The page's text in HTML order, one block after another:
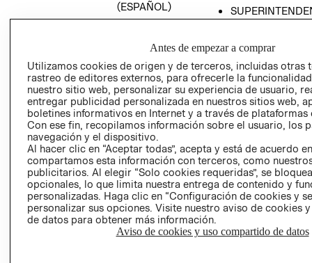
(ESPAÑOL)
Y ÉTICA (INGLÉS)
QUEJAS Y
RECLAMOS
Colombia ($)
CAMBIAR REGIÓN
Antes de empezar a comprar
Utilizamos cookies de origen y de terceros, incluidas otras
rastreo de editores externos, para ofrecerle la
nuestro sitio web, personalizar su experiencia de usuario,
entregar publicidad personalizada en nuestros sitios web,
boletines informativos en Internet y a través de plataformas
Con ese fin, recopilamos información sobre el usuario, los
navegación y el dispositivo.
Al hacer clic en “Aceptar todas”, acepta y está de acuerdo
compartamos esta información con terceros, como
publicitarios. Al elegir “Solo cookies requeridas”, se
opcionales, lo que limita nuestra entrega de contenido y
personalizadas. Haga clic en “Configuración de cookies y
personalizar sus opciones. Visite nuestro aviso de cookies
de datos para obtener más información.
Aviso de cookies y uso compartido de datos